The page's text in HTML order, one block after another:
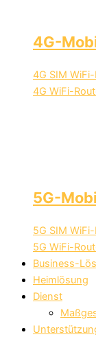
4G-
4G SIM
4G WiFi-
5G-
5G SIM
5G WiFi-
Business-
Heimlösung
Dienst